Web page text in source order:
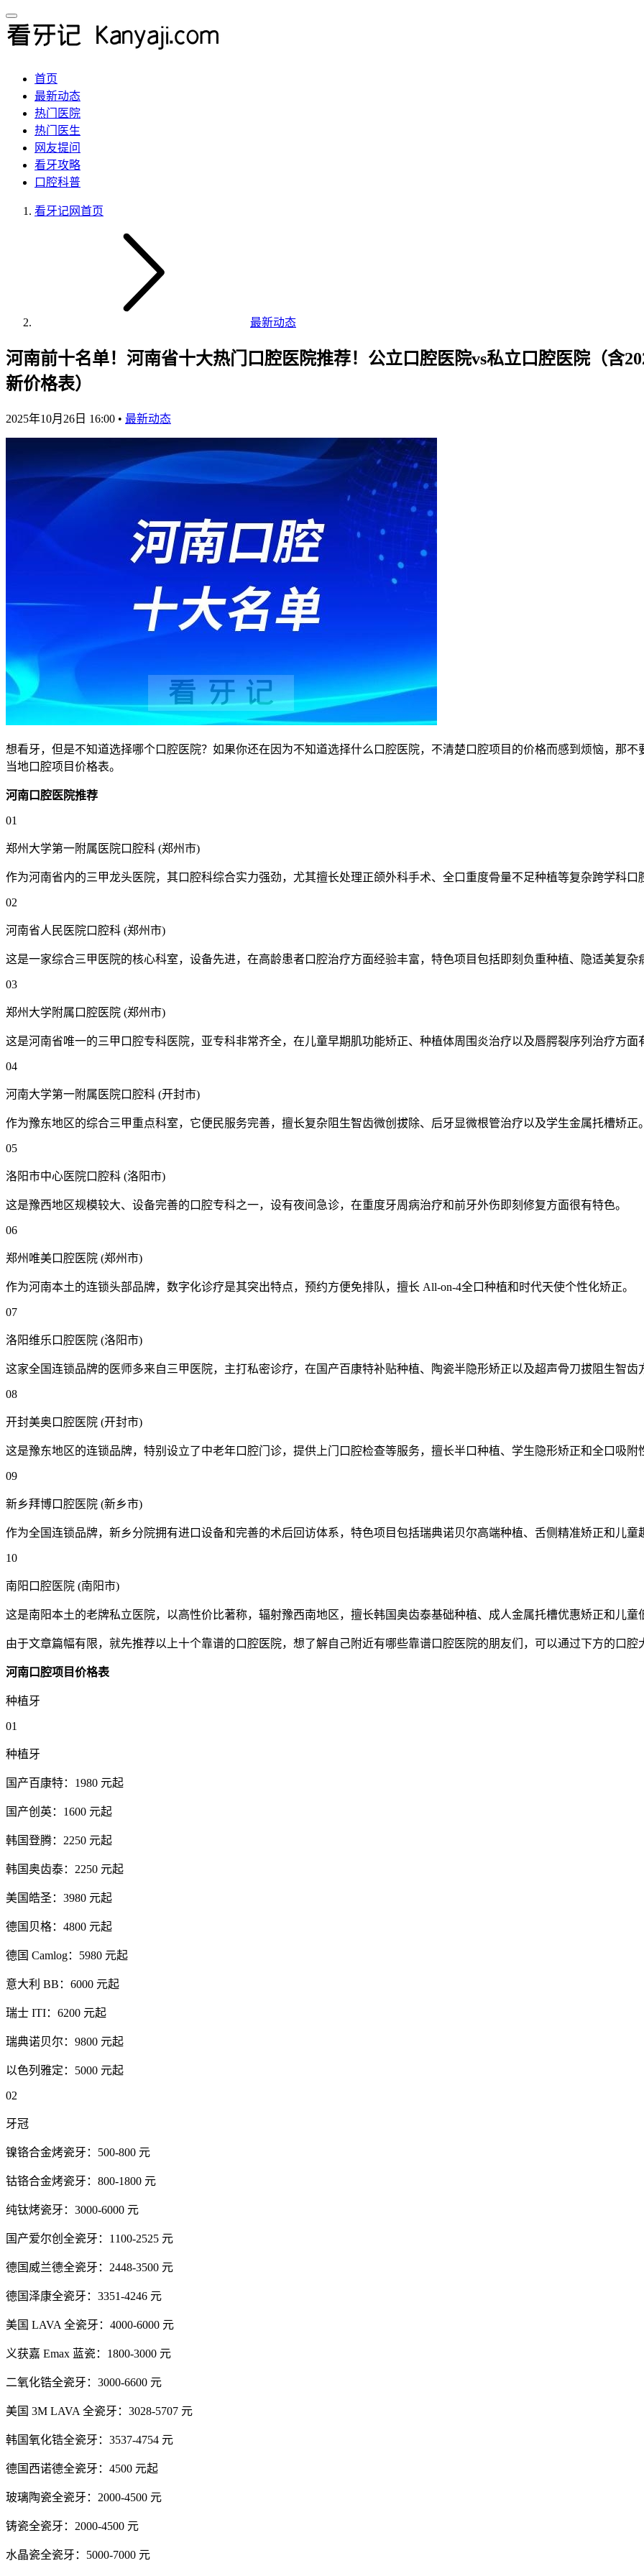
首页
最新动态
热门医院
热门医生
网友提问
看牙攻略
口腔科普
看牙记网首页
最新动态
河南前十名单！河南省十大热门口腔医院推荐！公立口腔医院vs私立口腔医院（含
新价格表）
2025年10月26日 16:00 • 最新动态
想看牙，但是不知道选择哪个口腔医院？如果你还在因为不知道选择什么口腔医院，不清楚口腔项目的价格而感到烦恼，那
当地口腔项目价格表。
河南口腔医院推荐
01
郑州大学第一附属医院口腔科 (郑州市)
作为河南省内的三甲龙头医院，其口腔科综合实力强劲，尤其擅长处理正颌外科手术、全口重度骨量不足种植等复杂跨学科口
02
河南省人民医院口腔科 (郑州市)
这是一家综合三甲医院的核心科室，设备先进，在高龄患者口腔治疗方面经验丰富，特色项目包括即刻负重种植、隐适美复杂
03
郑州大学附属口腔医院 (郑州市)
这是河南省唯一的三甲口腔专科医院，亚专科非常齐全，在儿童早期肌功能矫正、种植体周围炎治疗以及唇腭裂序列治疗方面
04
河南大学第一附属医院口腔科 (开封市)
作为豫东地区的综合三甲重点科室，它便民服务完善，擅长复杂阻生智齿微创拔除、后牙显微根管治疗以及学生金属托槽矫正。
05
洛阳市中心医院口腔科 (洛阳市)
这是豫西地区规模较大、设备完善的口腔专科之一，设有夜间急诊，在重度牙周病治疗和前牙外伤即刻修复方面很有特色。
06
郑州唯美口腔医院 (郑州市)
作为河南本土的连锁头部品牌，数字化诊疗是其突出特点，预约方便免排队，擅长 All-on-4全口种植和时代天使个性化矫正。
07
洛阳维乐口腔医院 (洛阳市)
这家全国连锁品牌的医师多来自三甲医院，主打私密诊疗，在国产百康特补贴种植、陶瓷半隐形矫正以及超声骨刀拔阻生智齿
08
开封美奥口腔医院 (开封市)
这是豫东地区的连锁品牌，特别设立了中老年口腔门诊，提供上门口腔检查等服务，擅长半口种植、学生隐形矫正和全口吸附
09
新乡拜博口腔医院 (新乡市)
作为全国连锁品牌，新乡分院拥有进口设备和完善的术后回访体系，特色项目包括瑞典诺贝尔高端种植、舌侧精准矫正和儿童
10
南阳口腔医院 (南阳市)
这是南阳本土的老牌私立医院，以高性价比著称，辐射豫西南地区，擅长韩国奥齿泰基础种植、成人金属托槽优惠矫正和儿童
由于文章篇幅有限，就先推荐以上十个靠谱的口腔医院，想了解自己附近有哪些靠谱口腔医院的朋友们，可以通过下方的口腔
河南口腔项目价格表
种植牙
01
种植牙
国产百康特：1980 元起
国产创英：1600 元起
韩国登腾：2250 元起
韩国奥齿泰：2250 元起
美国皓圣：3980 元起
德国贝格：4800 元起
德国 Camlog：5980 元起
意大利 BB：6000 元起
瑞士 ITI：6200 元起
瑞典诺贝尔：9800 元起
以色列雅定：5000 元起
02
牙冠
镍铬合金烤瓷牙：500-800 元
钴铬合金烤瓷牙：800-1800 元
纯钛烤瓷牙：3000-6000 元
国产爱尔创全瓷牙：1100-2525 元
德国威兰德全瓷牙：2448-3500 元
德国泽康全瓷牙：3351-4246 元
美国 LAVA 全瓷牙：4000-6000 元
义获嘉 Emax 蓝瓷：1800-3000 元
二氧化锆全瓷牙：3000-6600 元
美国 3M LAVA 全瓷牙：3028-5707 元
韩国氧化锆全瓷牙：3537-4754 元
德国西诺德全瓷牙：4500 元起
玻璃陶瓷全瓷牙：2000-4500 元
铸瓷全瓷牙：2000-4500 元
水晶瓷全瓷牙：5000-7000 元